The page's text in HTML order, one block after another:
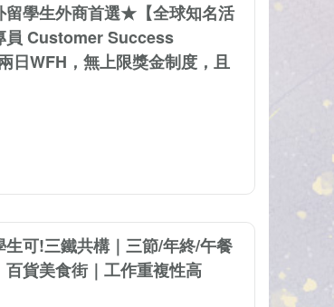
學生外商首選★【全球知名活
員 Customer Success
WFH，無上限獎金制度，且
生可!三鐵共構｜三節/年終/午餐
貨美食街｜工作重複性高